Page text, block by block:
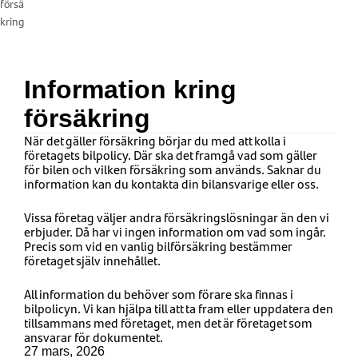
försä
kring
Information kring
försäkring
När det gäller försäkring börjar du med att kolla i
företagets bilpolicy. Där ska det framgå vad som gäller
för bilen och vilken försäkring som används. Saknar du
information kan du kontakta din bilansvarige eller oss.
Vissa företag väljer andra försäkringslösningar än den vi
erbjuder. Då har vi ingen information om vad som ingår.
Precis som vid en vanlig bilförsäkring bestämmer
företaget själv innehållet.
All information du behöver som förare ska finnas i
bilpolicyn. Vi kan hjälpa till att ta fram eller uppdatera den
tillsammans med företaget, men det är företaget som
ansvarar för dokumentet.
27 mars, 2026